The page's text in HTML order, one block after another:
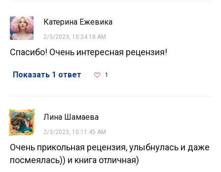
Катерина Ежевика
2/3/2023, 10:24:18 AM
Спасибо! Очень интересная рецензия!
Показать 1 ответ 1
Лина Шамаева
2/3/2023, 10:11:45 AM
Очень прикольная рецензия, улыбнулась и даже
посмеялась)) и книга отличная)